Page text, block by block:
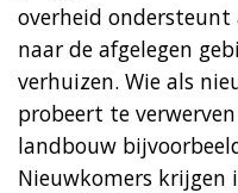
overheid ondersteunt
naar de afgelegen
verhuizen. Wie als
probeert te
landbouw
Nieuwkomers krijgen